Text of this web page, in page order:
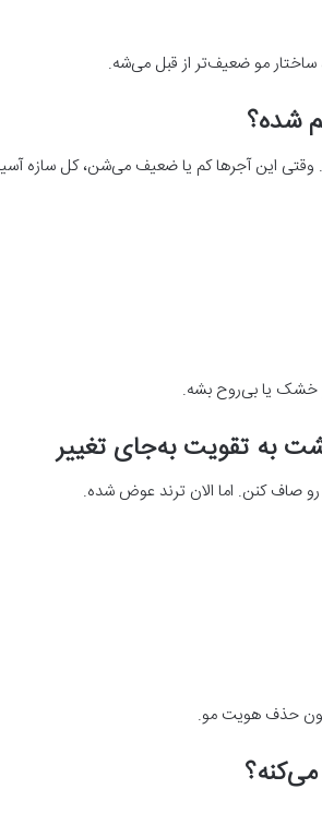
ساختار مو ضعیف‌تر از قبل می‌شه.
شده؟
این آجرها کم یا ضعیف می‌شن، کل سازه
خشک یا بی‌روح بشه.
به تقویت به‌جای تغییر
صاف کنن. اما الان ترند عوض شده.
حذف هویت مو.